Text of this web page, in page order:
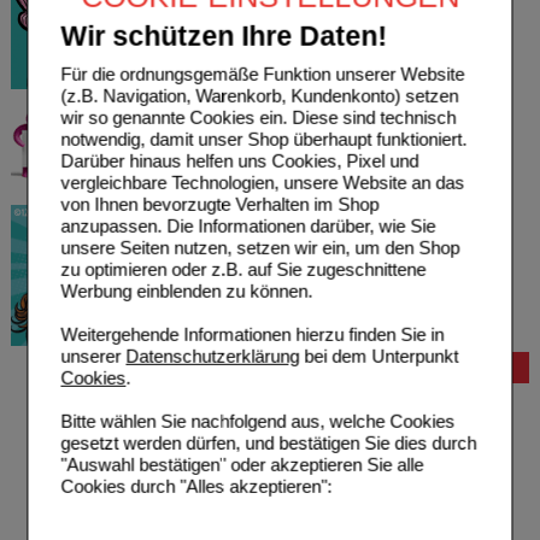
Wir schützen Ihre Daten!
Für die ordnungsgemäße Funktion unserer Website
(z.B. Navigation, Warenkorb, Kundenkonto) setzen
wir so genannte Cookies ein. Diese sind technisch
notwendig, damit unser Shop überhaupt funktioniert.
Darüber hinaus helfen uns Cookies, Pixel und
vergleichbare Technologien, unsere Website an das
von Ihnen bevorzugte Verhalten im Shop
anzupassen. Die Informationen darüber, wie Sie
unsere Seiten nutzen, setzen wir ein, um den Shop
zu optimieren oder z.B. auf Sie zugeschnittene
Werbung einblenden zu können.
Weitergehende Informationen hierzu finden Sie in
unserer Datenschutzerklärungbei dem Unterpunkt
Cookies.
Bitte wählen Sie nachfolgend aus, welche Cookies
gesetzt werden dürfen, und bestätigen Sie dies durch
"Auswahl bestätigen" oder akzeptieren Sie alle
Cookies durch "Alles akzeptieren":
Bestellung
Hilfe zum Bestellvorgang
Zahlungsmöglichkeiten
Rezepte einlösen
Freiumschläge anfordern